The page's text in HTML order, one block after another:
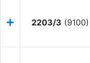
2203/3 (9100)